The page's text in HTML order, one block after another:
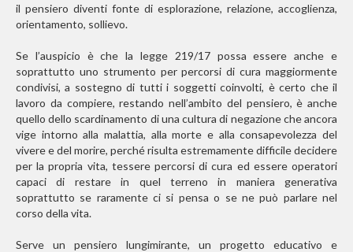
il pensiero diventi fonte di esplorazione, relazione, accoglienza,
orientamento, sollievo.
Se l’auspicio è che la legge 219/17 possa essere anche e
soprattutto uno strumento per percorsi di cura maggiormente
condivisi, a sostegno di tutti i soggetti coinvolti, è certo che il
lavoro da compiere, restando nell’ambito del pensiero, è anche
quello dello scardinamento di una cultura di negazione che ancora
vige intorno alla malattia, alla morte e alla consapevolezza del
vivere e del morire, perché risulta estremamente difficile decidere
per la propria vita, tessere percorsi di cura ed essere operatori
capaci di restare in quel terreno in maniera generativa
soprattutto se raramente ci si pensa o se ne può parlare nel
corso della vita.
Serve un pensiero lungimirante, un progetto educativo e